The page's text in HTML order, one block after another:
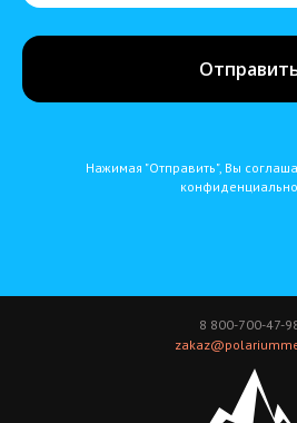
Нажимая "Отправить", Вы
8 800-700-47-